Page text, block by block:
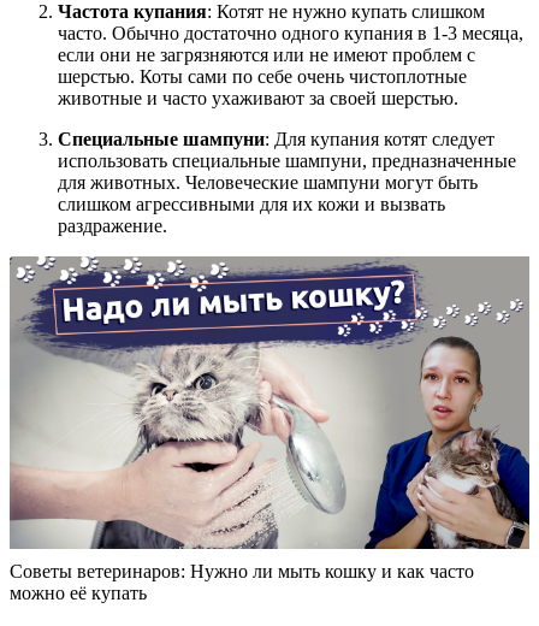
Частота купания: Котят не нужно купать слишком
часто. Обычно достаточно одного купания в 1-3 месяца,
если они не загрязняются или не имеют проблем с
шерстью. Коты сами по себе очень чистоплотные
животные и часто ухаживают за своей шерстью.
Специальные шампуни: Для купания котят следует
использовать специальные шампуни, предназначенные
для животных. Человеческие шампуни могут быть
слишком агрессивными для их кожи и вызвать
раздражение.
Советы ветеринаров: Нужно ли мыть кошку и как часто
можно её купать